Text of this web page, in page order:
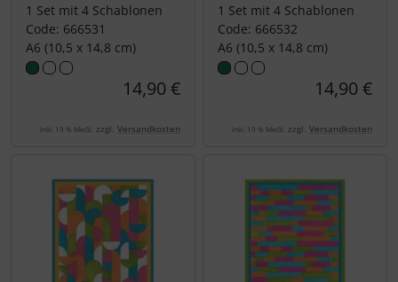
1 Set mit 4 Schablonen
Code: 666531
A6 (10,5 x 14,8 cm)
14,90 €
inkl. 19 % MwSt. zzgl. Versandkosten
1 Set mit 4 Schablonen
Code: 666532
A6 (10,5 x 14,8 cm)
14,90 €
inkl. 19 % MwSt. zzgl. Versandkosten